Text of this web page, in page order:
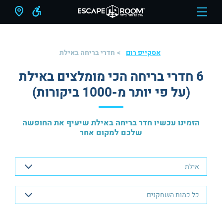
אסקייפ רום חדרי בריחה באילת
6 חדרי בריחה הכי מומלצים באילת
(על פי יותר מ-1000 ביקורות)
הזמינו עכשיו חדר בריחה באילת שיעיף את החופשה
שלכם למקום אחר